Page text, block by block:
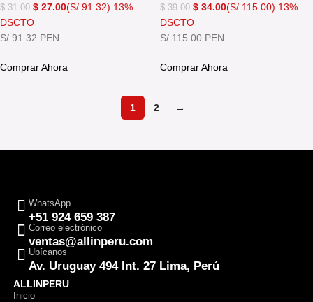
$31.00 $ 27.00(S/ 91.32) 13%
DSCTO
S/ 91.32 PEN
Comprar Ahora
$39.00 $ 34.00(S/ 115.00) 13%
DSCTO
S/ 115.00 PEN
Comprar Ahora
1 2 →
WhatsApp
+51 924 659 387
Correo electrónico
ventas@allinperu.com
Ubícanos
Av. Uruguay 494 Int. 27 Lima, Perú
ALLINPERU
Inicio